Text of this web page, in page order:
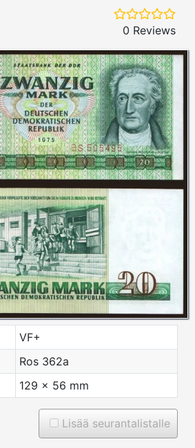
0 Reviews
VF+
Ros 362a
129 x 56 mm
Lisää seurantalistalle